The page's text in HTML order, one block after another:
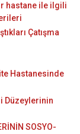
hastane ile ilgili
Çatışma
Hastanesinde
Düzeylerinin
SOSYO-